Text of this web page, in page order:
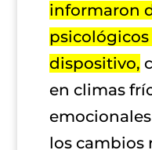
informaron
psicológicos
dispositivo,
en climas
los cambios